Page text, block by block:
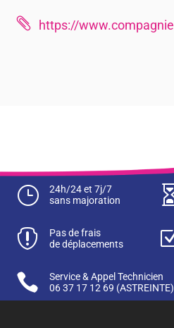
 https://
}
24h/24 et 7j/7
sans majoration

Pas de frais
de déplacements

Service & Appel Technicien
06 37 17 12 69 (ASTREINTE)